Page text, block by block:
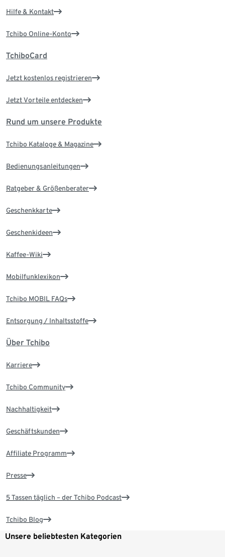
Hilfe & Kontakt
Tchibo Online-Konto
TchiboCard
Jetzt kostenlos registrieren
Jetzt Vorteile entdecken
Rund um unsere Produkte
Tchibo Kataloge & Magazine
Bedienungsanleitungen
Ratgeber & Größenberater
Geschenkkarte
Geschenkideen
Kaffee-Wiki
Mobilfunklexikon
Tchibo MOBIL FAQs
Entsorgung / Inhaltsstoffe
Über Tchibo
Karriere
Tchibo Community
Nachhaltigkeit
Geschäftskunden
Affiliate Programm
Presse
5 Tassen täglich – der Tchibo Podcast
Tchibo Blog
Unsere beliebtesten Kategorien